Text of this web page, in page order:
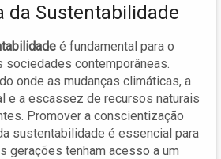
da Sustentabilidade
é fundamental para o
contemporâneas.
onde as mudanças climáticas, a
e a escassez de recursos naturais
Promover a conscientização
sustentabilidade é essencial para
gerações tenham acesso a um